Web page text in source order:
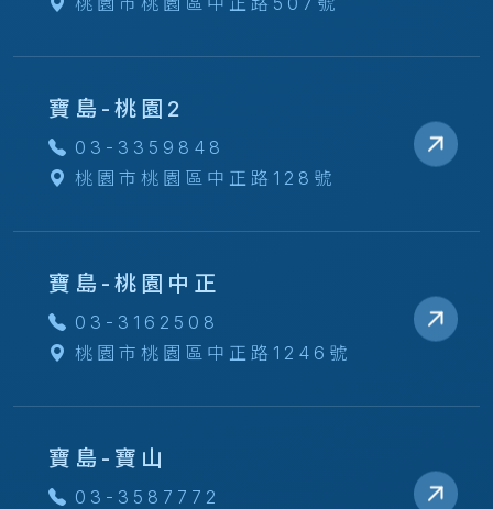
寶島-桃園2
03-3359848
桃園市桃園區中正路128號
寶島-桃園中正
03-3162508
桃園市桃園區中正路1246號
寶島-寶山
03-3587772